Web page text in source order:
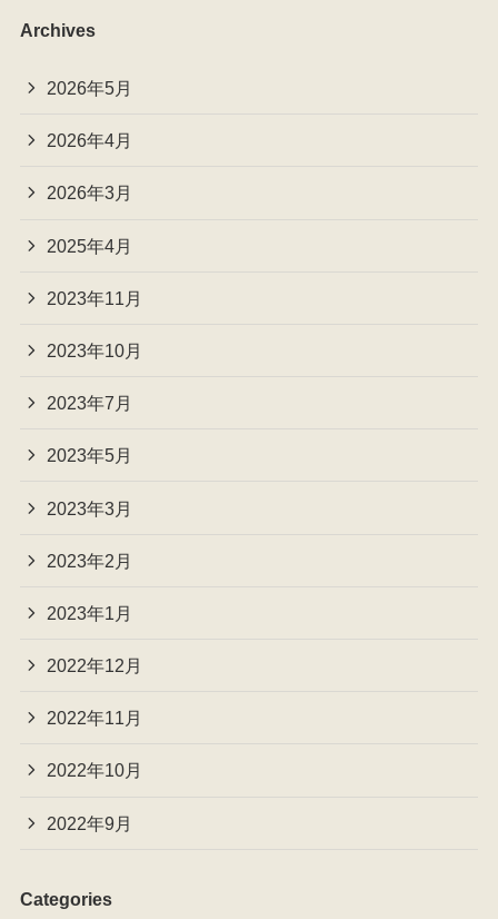
Archives
2026年5月
2026年4月
2026年3月
2025年4月
2023年11月
2023年10月
2023年7月
2023年5月
2023年3月
2023年2月
2023年1月
2022年12月
2022年11月
2022年10月
2022年9月
Categories